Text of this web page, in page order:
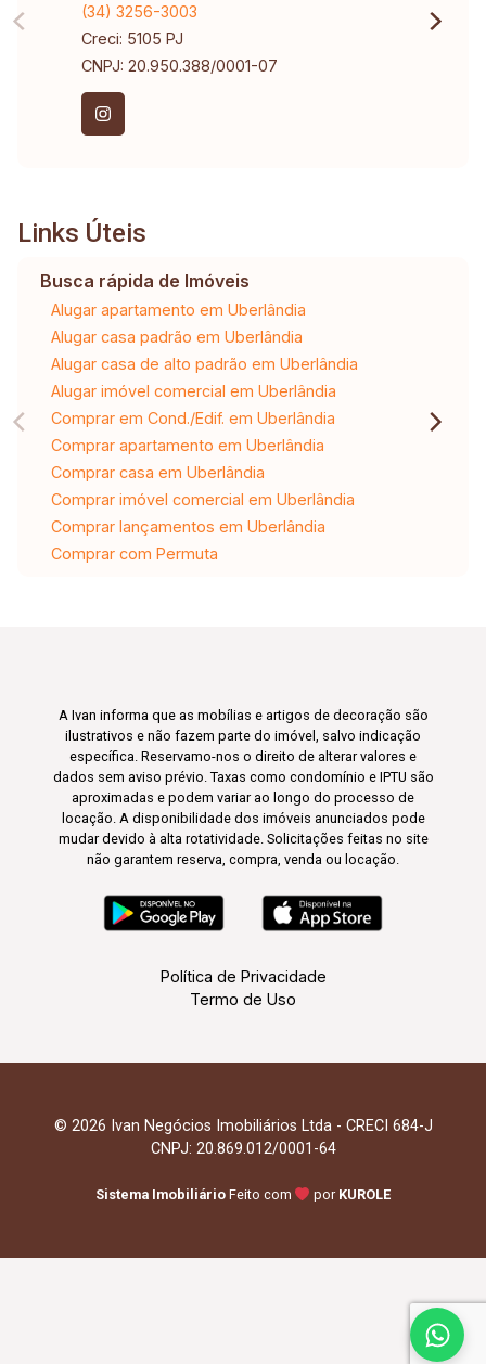
(34) 3256-3003
Creci: 5105 PJ
CNPJ: 20.950.388/0001-07
Links Úteis
Busca rápida de Imóveis
Alugar apartamento em Uberlândia
Alugar casa padrão em Uberlândia
Alugar casa de alto padrão em Uberlândia
Alugar imóvel comercial em Uberlândia
Comprar em Cond./Edif. em Uberlândia
Comprar apartamento em Uberlândia
Comprar casa em Uberlândia
Comprar imóvel comercial em Uberlândia
Comprar lançamentos em Uberlândia
Comprar com Permuta
A Ivan informa que as mobílias e artigos de decoração são
ilustrativos e não fazem parte do imóvel, salvo indicação
específica. Reservamo-nos o direito de alterar valores e
dados sem aviso prévio. Taxas como condomínio e IPTU são
aproximadas e podem variar ao longo do processo de
locação. A disponibilidade dos imóveis anunciados pode
mudar devido à alta rotatividade. Solicitações feitas no site
não garantem reserva, compra, venda ou locação.
Política de Privacidade
Termo de Uso
© 2026 Ivan Negócios Imobiliários Ltda - CRECI 684-J
CNPJ: 20.869.012/0001-64
Sistema Imobiliário Feito com por KUROLE